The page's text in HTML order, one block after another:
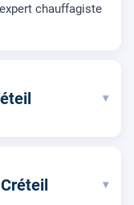
chauffagiste
▾
▾